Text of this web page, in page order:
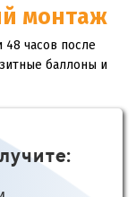
монтаж
48 часов после
баллоны и